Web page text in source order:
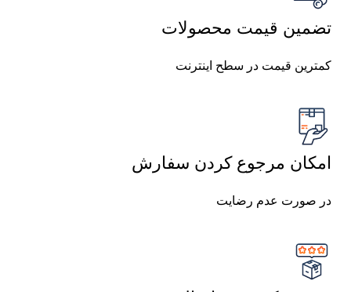
تضمین قیمت محصولات
کمترین قیمت در سطح اینترنت
امکان مرجوع کردن سفارش
در صورت عدم رضایت